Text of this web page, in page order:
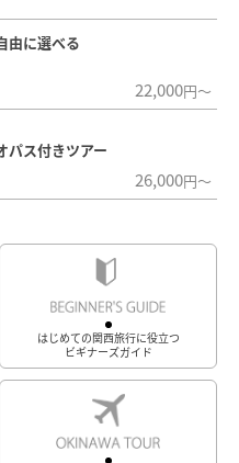
由に選べる
22,000円～
パス付きツアー
26,000円～
はじめての関西旅行に役立つ
ビギナーズガイド